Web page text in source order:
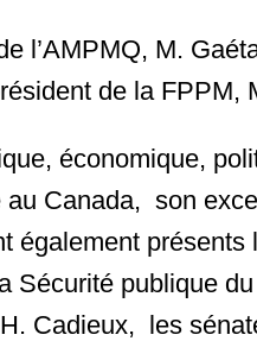
l’AMPMQ, M.
de la FPPM,
économique,
au Canada, son
également
publique
Cadieux, les